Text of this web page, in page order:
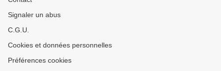
Signaler un abus
C.G.U.
Cookies et données personnelles
Préférences cookies